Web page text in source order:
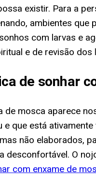
existir. Para a
ambientes
com larvas e
e de revisão
de sonhar
de mosca aparece
que está
não elaborados,
desconfortável. O
com enxame de